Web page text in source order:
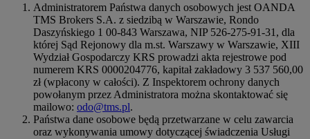
Administratorem Państwa danych osobowych jest OANDA
TMS Brokers S.A. z siedzibą w Warszawie, Rondo
Daszyńskiego 1 00-843 Warszawa, NIP 526-275-91-31, dla
której Sąd Rejonowy dla m.st. Warszawy w Warszawie, XIII
Wydział Gospodarczy KRS prowadzi akta rejestrowe pod
numerem KRS 0000204776, kapitał zakładowy 3 537 560,00
zł (wpłacony w całości). Z Inspektorem ochrony danych
powołanym przez Administratora można skontaktować się
mailowo: odo@tms.pl.
Państwa dane osobowe będą przetwarzane w celu zawarcia
oraz wykonywania umowy dotyczącej świadczenia Usługi